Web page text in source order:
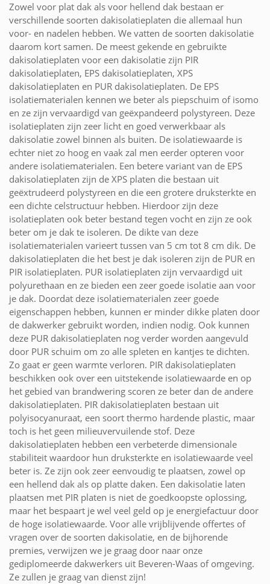
Zowel voor plat dak als voor hellend dak bestaan er
verschillende soorten dakisolatieplaten die allemaal hun
voor- en nadelen hebben. We vatten de soorten dakisolatie
daarom kort samen. De meest gekende en gebruikte
dakisolatieplaten voor een dakisolatie zijn PIR
dakisolatieplaten, EPS dakisolatieplaten, XPS
dakisolatieplaten en PUR dakisolatieplaten. De EPS
isolatiematerialen kennen we beter als piepschuim of isomo
en ze zijn vervaardigd van geëxpandeerd polystyreen. Deze
isolatieplaten zijn zeer licht en goed verwerkbaar als
dakisolatie zowel binnen als buiten. De isolatiewaarde is
echter niet zo hoog en vaak zal men eerder opteren voor
andere isolatiematerialen. Een betere variant van de EPS
dakisolatieplaten zijn de XPS platen die bestaan uit
geëxtrudeerd polystyreen en die een grotere druksterkte en
een dichte celstructuur hebben. Hierdoor zijn deze
isolatieplaten ook beter bestand tegen vocht en zijn ze ook
beter om je dak te isoleren. De dikte van deze
isolatiematerialen varieert tussen van 5 cm tot 8 cm dik. De
dakisolatieplaten die het best je dak isoleren zijn de PUR en
PIR isolatieplaten. PUR isolatieplaten zijn vervaardigd uit
polyurethaan en ze bieden een zeer goede isolatie aan voor
je dak. Doordat deze isolatiematerialen zeer goede
eigenschappen hebben, kunnen er minder dikke platen door
de dakwerker gebruikt worden, indien nodig. Ook kunnen
deze PUR dakisolatieplaten nog verder worden aangevuld
door PUR schuim om zo alle spleten en kantjes te dichten.
Zo gaat er geen warmte verloren. PIR dakisolatieplaten
beschikken ook over een uitstekende isolatiewaarde en op
het gebied van brandwering scoren ze beter dan de andere
dakisolatieplaten. PIR dakisolatieplaten bestaan uit
polyisocyanuraat, een soort thermo hardende plastic, maar
toch is het geen milieuvervuilende stof. Deze
dakisolatieplaten hebben een verbeterde dimensionale
stabiliteit waardoor hun druksterkte en isolatiewaarde veel
beter is. Ze zijn ook zeer eenvoudig te plaatsen, zowel op
een hellend dak als op platte daken. Een dakisolatie laten
plaatsen met PIR platen is niet de goedkoopste oplossing,
maar het bespaart je wel veel geld op je energiefactuur door
de hoge isolatiewaarde. Voor alle vrijblijvende offertes of
vragen over de soorten dakisolatie, en de bijhorende
premies, verwijzen we je graag door naar onze
gediplomeerde dakwerkers uit Beveren-Waas of omgeving.
Ze zullen je graag van dienst zijn!